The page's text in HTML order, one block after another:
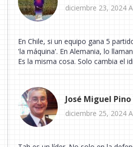
diciembre 23, 2024
En Chile, si un equipo gana 5
'la máquina'. En Alemania, lo
Es la misma cosa. Solo cambia el
José Miguel Pino
diciembre 25, 2024